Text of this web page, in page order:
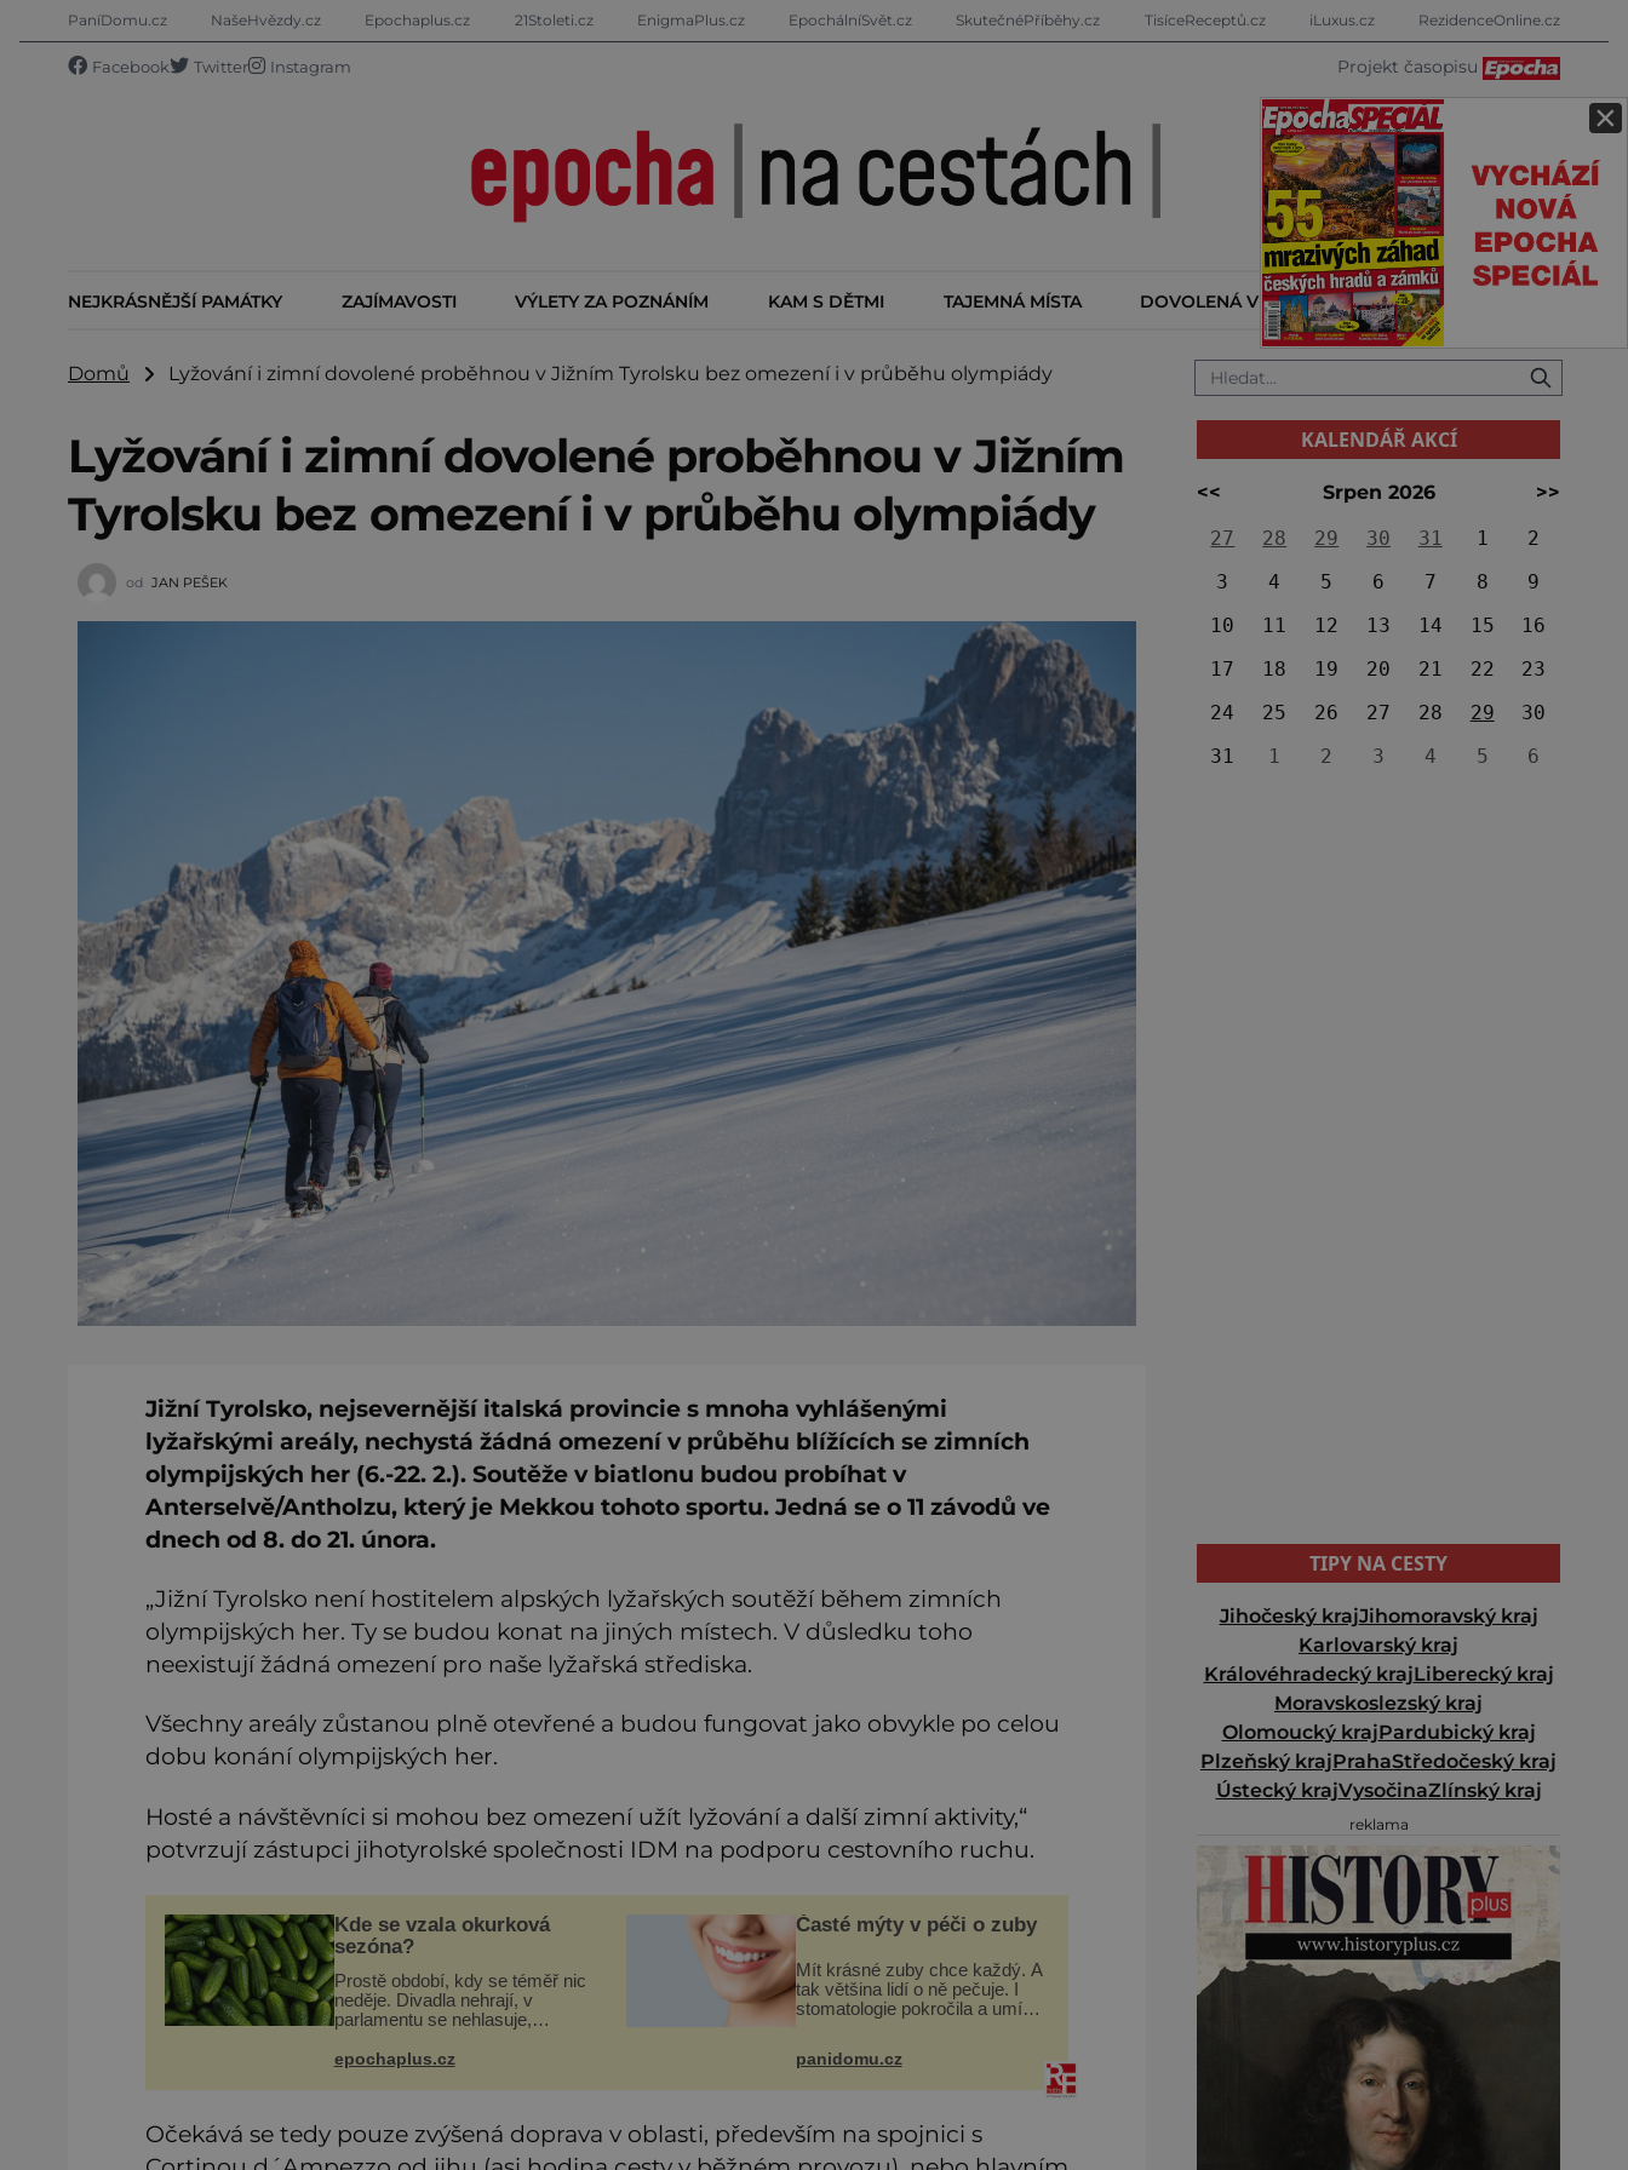
×
PaníDomu.cz NašeHvězdy.cz Epochaplus.cz 21Stoleti.cz EnigmaPlus.cz EpochálníSvět.cz SkutečnéPříběhy.cz TisíceReceptů.cz iLuxus.cz RezidenceOnline.cz
Facebook Twitter Instagram Projekt časopisu
NEJKRÁSNĚJŠÍ PAMÁTKY ZAJÍMAVOSTI VÝLETY ZA POZNÁNÍM KAM S DĚTMI TAJEMNÁ MÍSTA DOVOLENÁ V ZAHRANIČÍ KALENDÁŘ AKCÍ
Domů Lyžování i zimní dovolené proběhnou v Jižním Tyrolsku bez omezení i v průběhu olympiády
Lyžování i zimní dovolené proběhnou v Jižním
Tyrolsku bez omezení i v průběhu olympiády
od JAN PEŠEK
Jižní Tyrolsko, nejsevernější italská provincie s mnoha vyhlášenými
lyžařskými areály, nechystá žádná omezení v průběhu blížících se zimních
olympijských her (6.-22. 2.). Soutěže v biatlonu budou probíhat v
Anterselvě/Antholzu, který je Mekkou tohoto sportu. Jedná se o 11 závodů ve
dnech od 8. do 21. února.
„Jižní Tyrolsko není hostitelem alpských lyžařských soutěží během zimních
olympijských her. Ty se budou konat na jiných místech. V důsledku toho
neexistují žádná omezení pro naše lyžařská střediska.
Všechny areály zůstanou plně otevřené a budou fungovat jako obvykle po celou
dobu konání olympijských her.
Hosté a návštěvníci si mohou bez omezení užít lyžování a další zimní aktivity,“
potvrzují zástupci jihotyrolské společnosti IDM na podporu cestovního ruchu.
Kde se vzala okurková
sezóna?
Prostě období, kdy se téměř nic
neděje. Divadla nehrají, v
parlamentu se nehlasuje,
média tak nemají o čem mluvit
témata, které nikoho nezajímaj
epochaplus.cz
Časté mýty v péči o zuby
Mít krásné zuby chce každý. A
tak většina lidí o ně pečuje. I
stomatologie pokročila a umí
nedaří vyvrátit. Které? Večer
místo čištění s
panidomu.cz
Očekává se tedy pouze zvýšená doprava v oblasti, především na spojnici s
KALENDÁŘ AKCÍ
<< Srpen 2026
>>
27
28 29 30 31 1
2
3
4 5 6 7 8
9
10
11 12 13 14 15
16
17
18 19 20 21 22
23
24
25 26 27 28 29
30
31
1 2 3 4 5 6
TIPY NA CESTY
Jihočeský krajJihomoravský kraj
Karlovarský kraj
Královéhradecký krajLiberecký kraj
Moravskoslezský kraj
Olomoucký krajPardubický kraj
Plzeňský krajPrahaStředočeský kraj
Ústecký krajVysočinaZlínský kraj
reklama